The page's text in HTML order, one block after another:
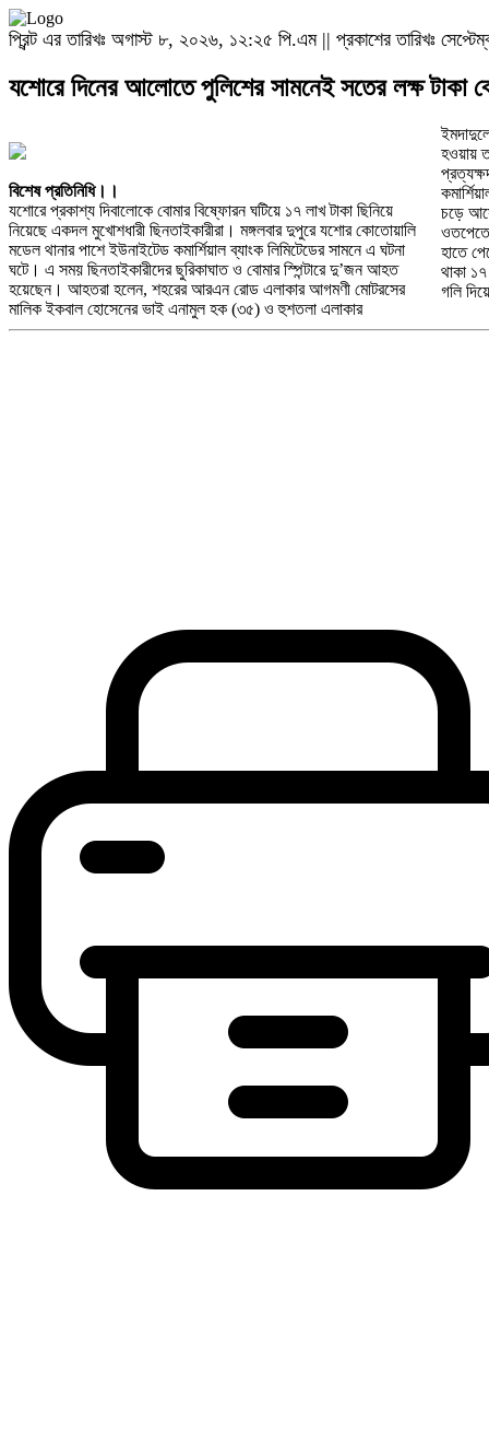
প্রিন্ট এর তারিখঃ অগাস্ট ৮, ২০২৬, ১২:২৫ পি.এম || প্রকাশের তারিখঃ
যশোরে দিনের আলোতে পুলিশের সামনেই সতের লক্ষ টাকা
বিশেষ প্রতিনিধি।।
যশোরে প্রকাশ্য দিবালোকে বোমার বিষ্ফোরন ঘটিয়ে ১৭ লাখ টাকা ছিনিয়ে
নিয়েছে একদল মুখোশধারী ছিনতাইকারীরা। মঙ্গলবার দুপুরে যশোর কোতোয়ালি
মডেল থানার পাশে ইউনাইটেড কমার্শিয়াল ব্যাংক লিমিটেডের সামনে এ ঘটনা
ঘটে। এ সময় ছিনতাইকারীদের ছুরিকাঘাত ও বোমার স্পিন্টারে দু’জন আহত
হয়েছেন। আহতরা হলেন, শহরের আরএন রোড এলাকার আগমণী মোটরসের
মালিক ইকবাল হোসেনের ভাই এনামুল হক (৩৫) ও হুশতলা এলাকার
হওয়ায়
চড়ে আসেন। তারা ব্যাংকের সামনে পৌছানোর সাথে সাথেই আগে থেকে,
ওতপেতে থাকা ৭-৮ জন মুখোশধারী দুর্বৃত্তরা তাদেরকে ঘিরে ফেলে, এনামুলের
হাতে পেটে ও বুকে উপর্যুপরি ছুরিকাঘাত করে। ছিনতাইকারীরা এসময় তার কাছে
থাকা ১৭ লাখ টাকা ছিনিয়ে নিয়ে দ্রুত পালিয়ে যায়। সিটি প্লাজার সামনের
গলি দিয়ে যাওয়ার সময় তারা শক্তিশালী একটি বোমার বিস্ফোরণ ঘটিয়ে ত্রাস
সৃষ্টি
এগিয়ে
মেডিকেল কলেজ হাসপাতালে নিয়ে যাওয়া হয়। এদিকে এনামুলের অবস্থা
আশঙ্কাজনক হওয়ায় তাকে খুলনা মেডিকেল কলেজ হাসপাতালে পাঠানো
হয়েছে। যশোর কোতোয়ালি মডেল থানার ওসি মনিরুজ্জামান জানিয়েছেন,এই
ঘটনা আসলে দুঃখ জনক। ছিনতাইয়ের খবর পেয়েই পুলিশ ঘটনাস্থলে ছুটে